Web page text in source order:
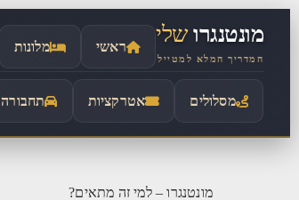
לתוכן
מונטנגרושלי
המדריך המלא למטייל
ראשי מלונות
מסלולים אטרקציות תחבורה
מונטנגרו – למי זה מתאים?